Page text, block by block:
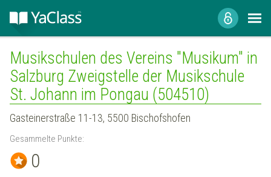
Musikschulen des Vereins "Musikum" in
Salzburg Zweigstelle der Musikschule
St. Johann im Pongau (504510)
Gasteinerstraße 11-13, 5500 Bischofshofen
Gesammelte Punkte:
0